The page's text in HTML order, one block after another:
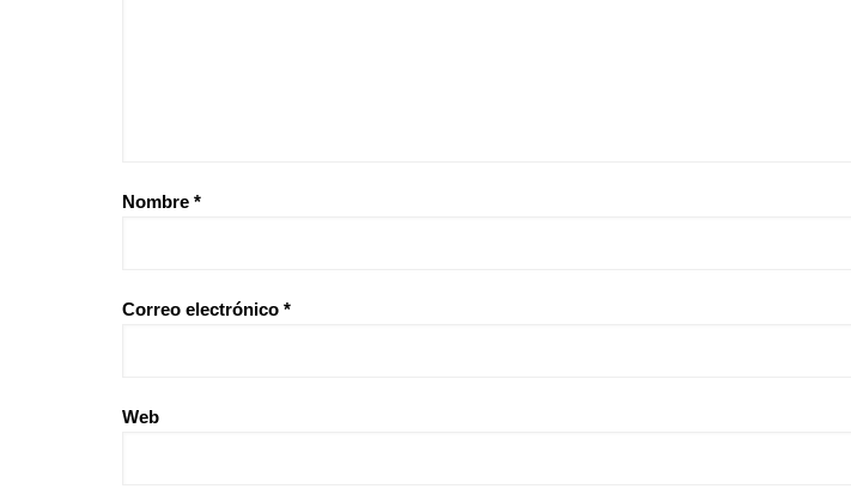
Nombre *
Correo electrónico *
Web